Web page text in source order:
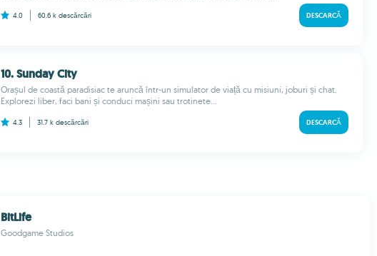
4.0 60.6 k descărcări DESCARCĂ
10. Sunday City
Orașul de coastă paradisiac te aruncă într-un simulator de viață cu misiuni, joburi și chat.
Explorezi liber, faci bani și conduci mașini sau trotinete...
4.3 31.7 k descărcări DESCARCĂ
BitLife
Goodgame Studios